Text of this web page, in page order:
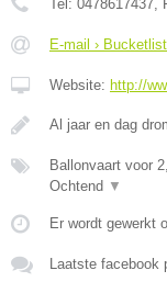
Tel: 0478617437,
E-mail ›
Website: http://
Al jaar en dag
Ballonvaart voor
Ochtend ▼
Er wordt gewerkt
Laatste facebook